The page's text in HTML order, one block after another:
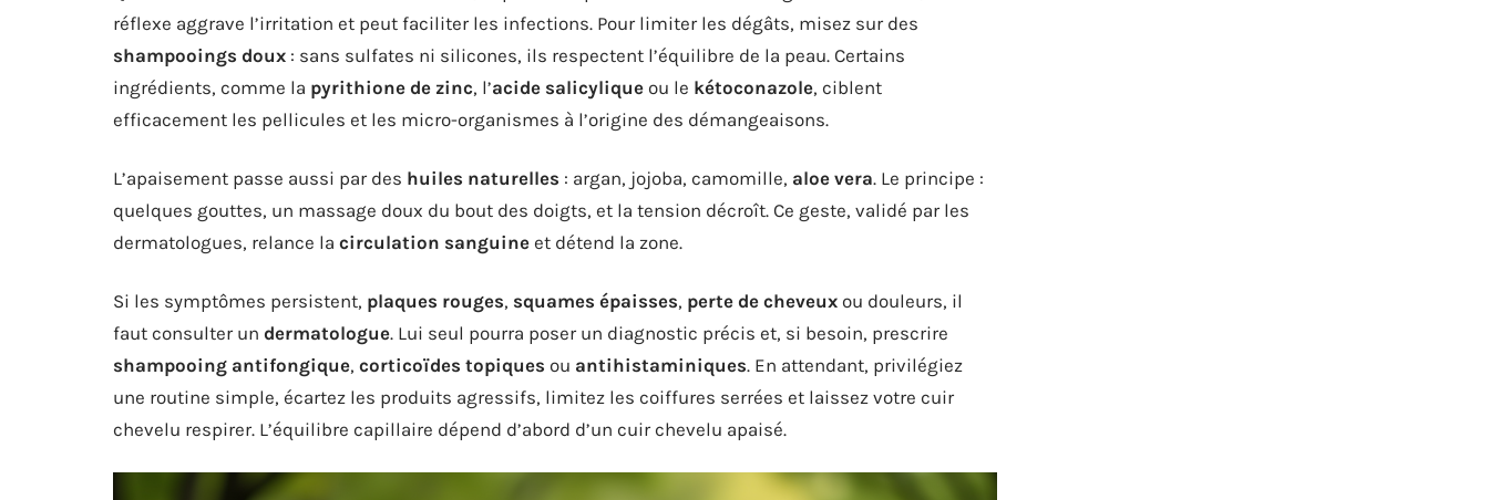
réflexe aggrave l’irritation et peut faciliter les infections. Pour limiter les dégâts, misez sur des
shampooings doux : sans sulfates ni silicones, ils respectent l’équilibre de la peau. Certains
ingrédients, comme la pyrithione de zinc, l’acide salicylique ou le kétoconazole, ciblent
efficacement les pellicules et les micro-organismes à l’origine des démangeaisons.
L’apaisement passe aussi par des huiles naturelles : argan, jojoba, camomille, aloe vera. Le principe :
quelques gouttes, un massage doux du bout des doigts, et la tension décroît. Ce geste, validé par les
dermatologues, relance la circulation sanguine et détend la zone.
Si les symptômes persistent, plaques rouges, squames épaisses, perte de cheveux ou douleurs, il
faut consulter un dermatologue. Lui seul pourra poser un diagnostic précis et, si besoin, prescrire
shampooing antifongique, corticoïdes topiques ou antihistaminiques. En attendant, privilégiez
une routine simple, écartez les produits agressifs, limitez les coiffures serrées et laissez votre cuir
chevelu respirer. L’équilibre capillaire dépend d’abord d’un cuir chevelu apaisé.